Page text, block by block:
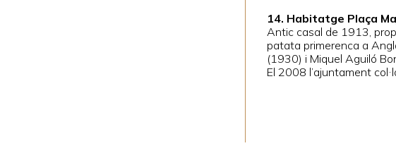
14. Habitatge Plaça
Antic casal de 1913,
patata primerenca a
(1930) i Miquel Aguiló
El 2008 l’ajuntament